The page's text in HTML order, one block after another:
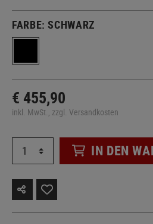
FARBE:SCHWARZ
€ 455,90
inkl. MwSt., zzgl. Versandkosten
IN DEN